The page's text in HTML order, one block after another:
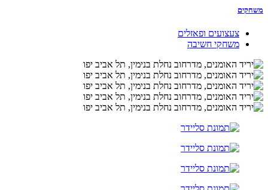
משחקים
צעצועים ופאזלים
משחקי חשיבה